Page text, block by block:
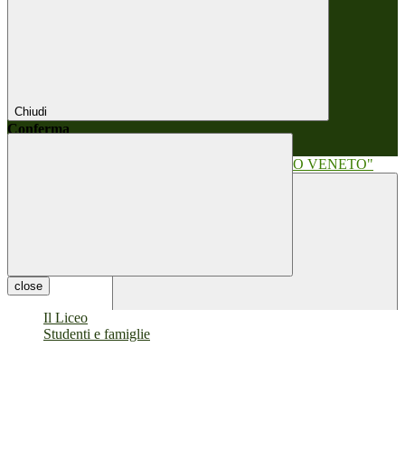
Chiudi
Conferma
close
Il Liceo
Studenti e famiglie